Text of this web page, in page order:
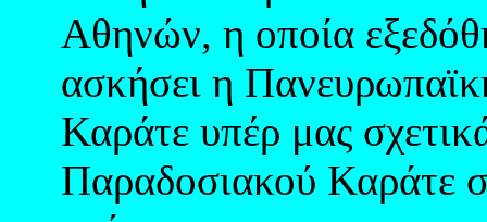
Αθηνών, η οποία
ασκήσει η
Καράτε υπέρ μας
Παραδοσιακού Καράτε